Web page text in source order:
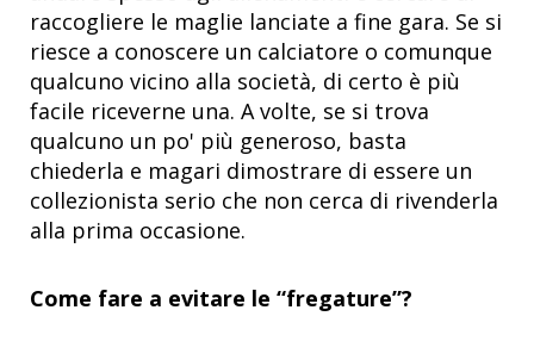
raccogliere le maglie lanciate a fine gara. Se si
riesce a conoscere un calciatore o comunque
qualcuno vicino alla società, di certo è più
facile riceverne una. A volte, se si trova
qualcuno un po' più generoso, basta
chiederla e magari dimostrare di essere un
collezionista serio che non cerca di rivenderla
alla prima occasione.
Come fare a evitare le “fregature”?